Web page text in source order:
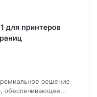
для принтеров
решение
обеспечивающее...